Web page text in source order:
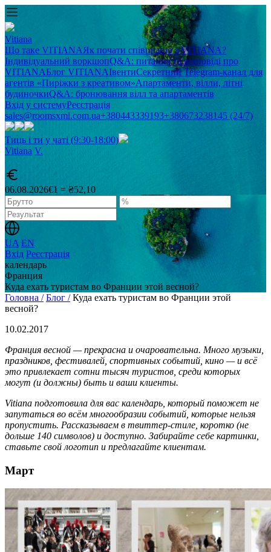
Vitiana
Що таке VITIANAЯк почати співпрацю з VITIANA?
Індивідуальний воркшопQ&A: питання та відповіді про
VITIANAБлог VITIANAІвентиСекретний Telegram-канал для
агентів «Пиріжки з креативом»Апартаменти, вілли, літні
будиночкиQ&A: бронювання вілл та апартаментів
Вхід у системуРеєстрація
sales@roomsxml.com.ua+380443339193+380673238145 (24/7)
Тиць і ти у чаті (9:30-18:00)
Vitiana V.
06.08.2026€1 = ₴52,10
UA EN
Вхід Реєстрація
календарь
Франция
Куда ехать туристам во Франции этой весной?
Головна / Блог / Куда ехать туристам во Франции этой
весной?
10.02.2017
Франция весной — прекрасна и очаровательна. Много музыки,
праздников, фестивалей, спортивных событий, кино — и всё
это привлекает сотни тысяч туристов, среди которых
могут (и должны) быть и ваши клиенты.
Vitiana подготовила для вас календарь, который поможет не
запутаться во всём многообразии событий, которые нельзя
пропустить. Рассказываем в твиттер-стиле, коротко (не
дольше 140 символов) и доступно. Забирайте себе картинки,
ставьте свой логотип и предлагайте клиентам.
Март